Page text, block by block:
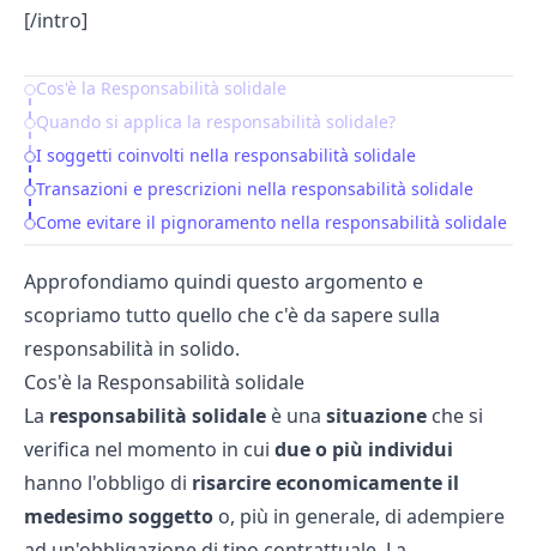
[/intro]
Table of Contents
Cos'è la Responsabilità solidale
Quando si applica la responsabilità solidale?
I soggetti coinvolti nella responsabilità solidale
Transazioni e prescrizioni nella responsabilità solidale
Come evitare il pignoramento nella responsabilità solidale
Approfondiamo quindi questo argomento e
scopriamo tutto quello che c'è da sapere sulla
responsabilità in solido.
Cos'è la Responsabilità solidale
La responsabilità solidale è una situazione che si
verifica nel momento in cui due o più individui
hanno l'obbligo di risarcire economicamente il
medesimo soggetto o, più in generale, di adempiere